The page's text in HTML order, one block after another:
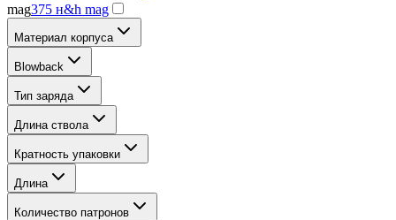
mag375 н&h mag
Материал корпуса
Blowback
Тип заряда
Длина ствола
Кратность упаковки
Длина
Количество патронов